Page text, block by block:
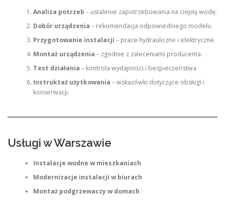
Analiza potrzeb – ustalenie zapotrzebowania na ciepłą wodę.
Dobór urządzenia – rekomendacja odpowiedniego modelu.
Przygotowanie instalacji – prace hydrauliczne i elektryczne.
Montaż urządzenia – zgodnie z zaleceniami producenta.
Test działania – kontrola wydajności i bezpieczeństwa.
Instruktaż użytkowania – wskazówki dotyczące obsługi i
konserwacji.
Usługi w Warszawie
Instalacje wodne w mieszkaniach
Modernizacje instalacji w biurach
Montaż podgrzewaczy w domach